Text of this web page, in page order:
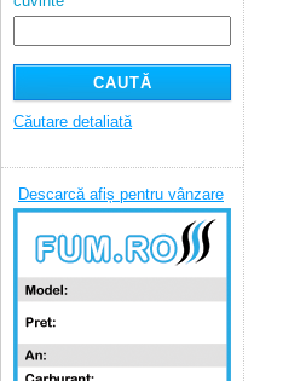
Căutare detaliată
Descarcă afiș pentru vânzare